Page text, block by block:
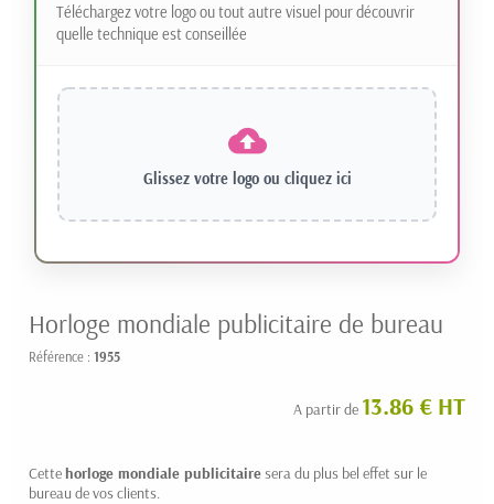
Téléchargez votre logo ou tout autre visuel pour découvrir
quelle technique est conseillée
Glissez votre logo ou cliquez ici
Horloge mondiale publicitaire de bureau
Référence : 1955
A partir de 13.86 € HT
Cettehorloge mondiale publicitaire sera du plus bel effet sur le
bureau de vos clients.